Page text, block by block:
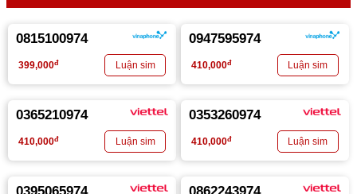
0815100974
399,000đ
0947595974
410,000đ
0365210974
410,000đ
0353260974
410,000đ